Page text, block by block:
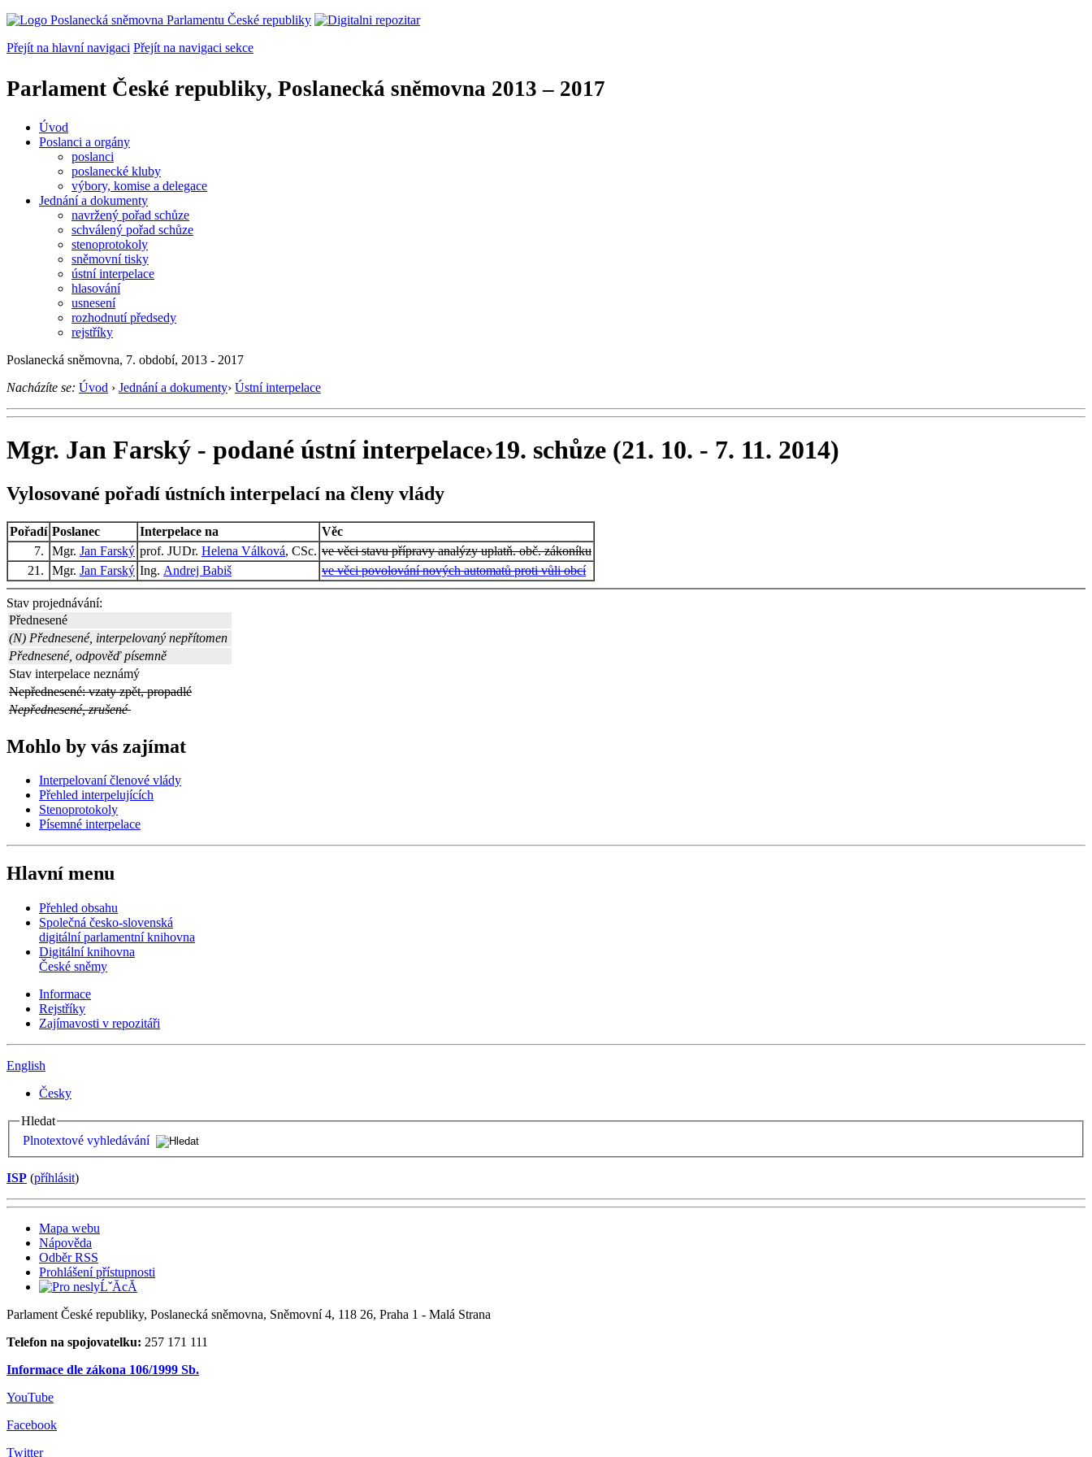
Přejít na hlavní navigaci Přejít na navigaci sekce
Parlament České republiky, Poslanecká sněmovna 2013 – 2017
Úvod
Poslanci a orgány
poslanci
poslanecké kluby
výbory, komise a delegace
Jednání a dokumenty
navržený pořad schůze
schválený pořad schůze
stenoprotokoly
sněmovní tisky
ústní interpelace
hlasování
usnesení
rozhodnutí předsedy
rejstříky
Poslanecká sněmovna, 7. období, 2013 - 2017
Nacházíte se: Úvod › Jednání a dokumenty› Ústní interpelace
Mgr. Jan Farský - podané ústní interpelace›19. schůze (21. 10. - 7. 11. 2014)
Vylosované pořadí ústních interpelací na členy vlády
Pořadí Poslanec Interpelace na
Věc
7.
Mgr. Jan Farský prof. JUDr. Helena Válková, CSc. ve věci stavu přípravy analýzy uplatň. obč. zákoníku
21.
Mgr. Jan Farský Ing. Andrej Babiš ve věci povolování nových automatů proti vůli obcí
Stav projednávání:
Přednesené
(N) Přednesené, interpelovaný nepřítomen
Přednesené, odpověď písemně
Stav interpelace neznámý
Nepřednesené: vzaty zpět, propadlé
Nepřednesené, zrušené
Mohlo by vás zajímat
Interpelovaní členové vlády
Přehled interpelujících
Stenoprotokoly
Písemné interpelace
Hlavní menu
Přehled obsahu
Společná česko-slovenská
digitální parlamentní knihovna
Digitální knihovna
České sněmy
Informace
Rejstříky
Zajímavosti v repozitáři
English
Česky
Hledat
Plnotextové vyhledávání
ISP (příhlásit)
Mapa webu
Nápověda
Odběr RSS
Prohlášení přístupnosti
Parlament České republiky, Poslanecká sněmovna, Sněmovní 4, 118 26, Praha 1 - Malá Strana
Telefon na spojovatelku: 257 171 111
Informace dle zákona 106/1999 Sb.
YouTube
Facebook
Twitter